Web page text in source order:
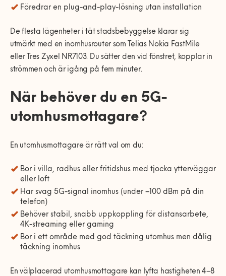
Föredrar en plug-and-play-lösning utan installation
De flesta lägenheter i tät stadsbebyggelse klarar sig
utmärkt med en inomhusrouter som Telias Nokia FastMile
eller Tres Zyxel NR7103. Du sätter den vid fönstret, kopplar in
strömmen och är igång på fem minuter.
När behöver du en 5G-
utomhusmottagare?
En utomhusmottagare är rätt val om du:
Bor i villa, radhus eller fritidshus med tjocka ytterväggar
eller loft
Har svag 5G-signal inomhus (under –100 dBm på din
telefon)
Behöver stabil, snabb uppkoppling för distansarbete,
4K-streaming eller gaming
Bor i ett område med god täckning utomhus men dålig
täckning inomhus
En välplacerad utomhusmottagare kan lyfta hastigheten 4–8